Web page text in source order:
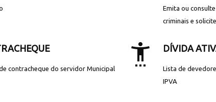
Emita ou
criminais e
contracheque do servidor Municipal
settings_accessibility DÍVIDA
Lista de
IPVA